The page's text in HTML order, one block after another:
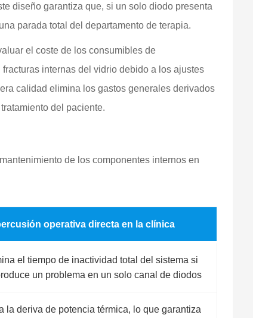
diseño garantiza que, si un solo diodo presenta
parada total del departamento de terapia.
el coste de los consumibles de
internas del vidrio debido a los ajustes
calidad elimina los gastos generales derivados
del paciente.
de los componentes internos en
operativa directa en la clínica
el tiempo de inactividad total del sistema si
un problema en un solo canal de diodos
la deriva de potencia térmica, lo que garantiza